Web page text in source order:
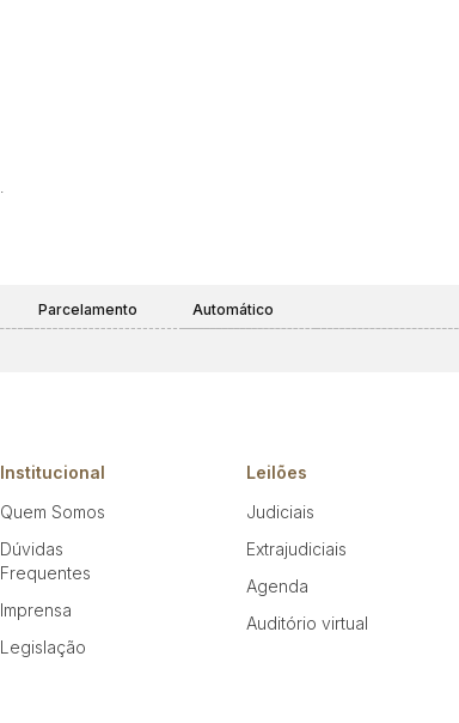
.
Parcelamento Automático
Institucional
Quem Somos
Dúvidas
Frequentes
Imprensa
Legislação
Leilões
Judiciais
Extrajudiciais
Agenda
Auditório virtual